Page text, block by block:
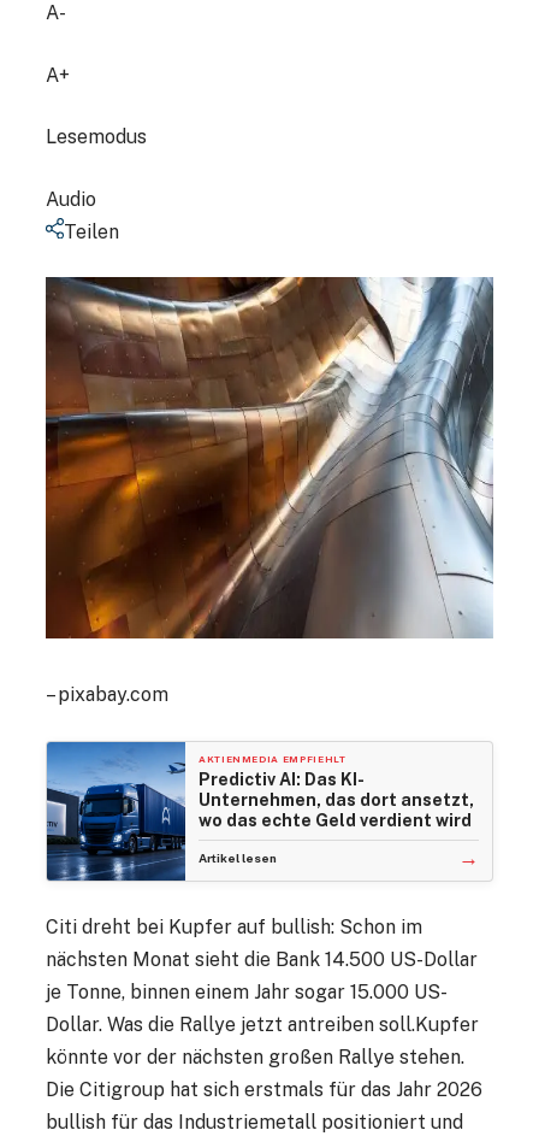
A-
A+
Lesemodus
Audio
Teilen
– pixabay.com
AKTIENMEDIA EMPFIEHLT
Predictiv AI: Das KI-
Unternehmen, das dort ansetzt,
wo das echte Geld verdient wird
Artikel lesen →
Citi dreht bei Kupfer auf bullish: Schon im
nächsten Monat sieht die Bank 14.500 US-Dollar
je Tonne, binnen einem Jahr sogar 15.000 US-
Dollar. Was die Rallye jetzt antreiben soll.Kupfer
könnte vor der nächsten großen Rallye stehen.
Die Citigroup hat sich erstmals für das Jahr 2026
bullish für das Industriemetall positioniert und